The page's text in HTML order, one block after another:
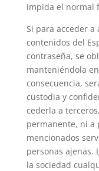
impida el normal
Si para acceder a
contenidos del
contraseña, se
manteniéndola
consecuencia,
custodia y
cederla a
permanente, ni a
mencionados
personas ajenas.
la sociedad